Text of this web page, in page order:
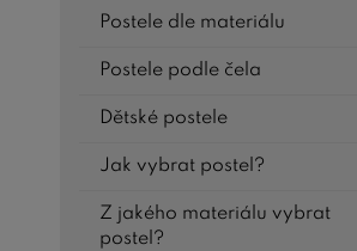
Postele dle materiálu
Postele podle čela
Dětské postele
Jak vybrat postel?
Z jakého materiálu vybrat
postel?